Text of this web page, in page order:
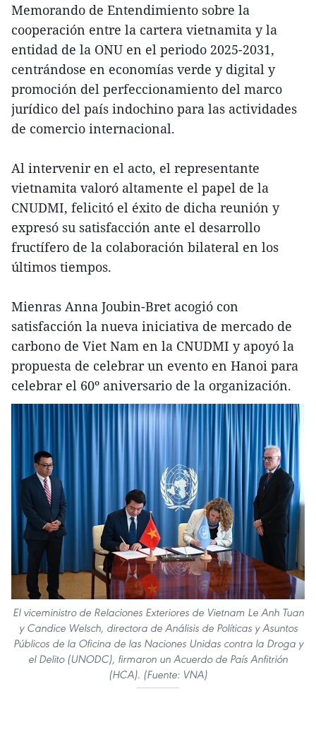
Memorando de Entendimiento sobre la
cooperación entre la cartera vietnamita y la
entidad de la ONU en el periodo 2025-2031,
centrándose en economías verde y digital y
promoción del perfeccionamiento del marco
jurídico del país indochino para las actividades
de comercio internacional.
Al intervenir en el acto, el representante
vietnamita valoró altamente el papel de la
CNUDMI, felicitó el éxito de dicha reunión y
expresó su satisfacción ante el desarrollo
fructífero de la colaboración bilateral en los
últimos tiempos.
Mienras Anna Joubin-Bret acogió con
satisfacción la nueva iniciativa de mercado de
carbono de Viet Nam en la CNUDMI y apoyó la
propuesta de celebrar un evento en Hanoi para
celebrar el 60º aniversario de la organización.
El viceministro de Relaciones Exteriores de Vietnam Le Anh Tuan
y Candice Welsch, directora de Análisis de Políticas y Asuntos
Públicos de la Oficina de las Naciones Unidas contra la Droga y
el Delito (UNODC), firmaron un Acuerdo de País Anfitrión
(HCA). (Fuente: VNA)